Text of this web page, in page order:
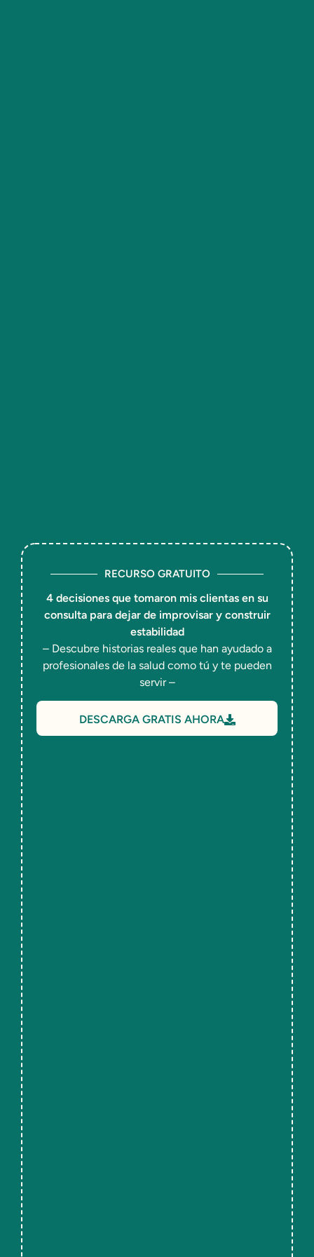
RECURSO GRATUITO
4 decisiones que tomaron mis clientas en su
consulta para dejar de improvisar y construir
estabilidad
– Descubre historias reales que han ayudado a
profesionales de la salud como tú y te pueden
servir –
DESCARGA GRATIS AHORA